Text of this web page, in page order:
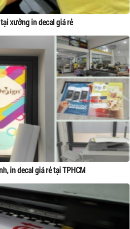
xưởng in decal giá rẻ
in decal giá rẻ tại TPHCM